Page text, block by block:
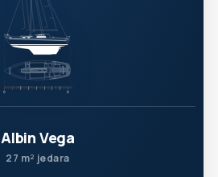
Albin Vega
27 m² jedara